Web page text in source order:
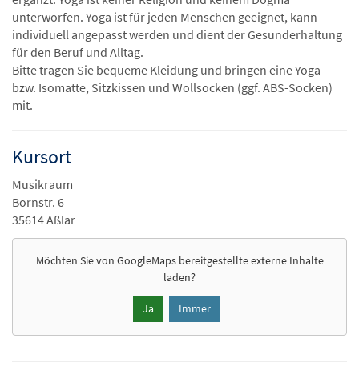
unterworfen. Yoga ist für jeden Menschen geeignet, kann
individuell angepasst werden und dient der Gesunderhaltung
für den Beruf und Alltag.
Bitte tragen Sie bequeme Kleidung und bringen eine Yoga-
bzw. Isomatte, Sitzkissen und Wollsocken (ggf. ABS-Socken)
mit.
Kursort
Musikraum
Bornstr. 6
35614 Aßlar
Möchten Sie von GoogleMapsbereitgestellte externe Inhalte
laden?
Ja Immer